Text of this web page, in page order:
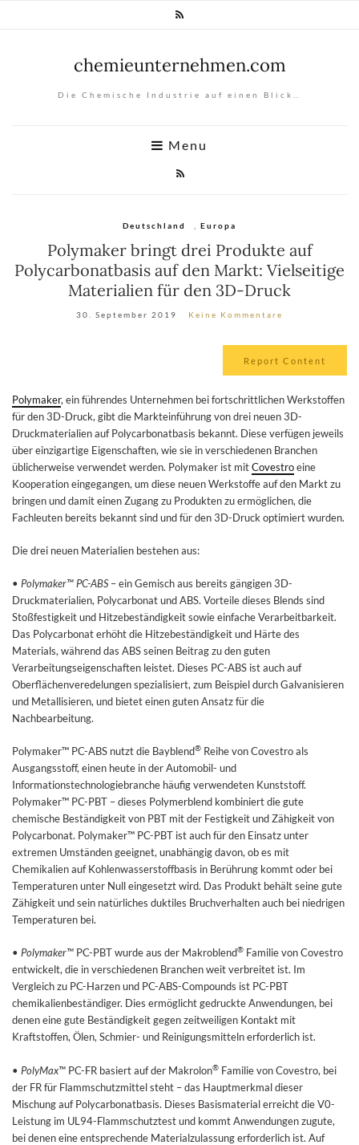
chemieunternehmen.com
Die Chemische Industrie auf einen Blick…
Menu
Deutschland Europa
Polymaker bringt drei Produkte auf
Polycarbonatbasis auf den Markt: Vielseitige
Materialien für den 3D-Druck
30. September 2019 Keine Kommentare
Report Content
Polymaker, ein führendes Unternehmen bei fortschrittlichen Werkstoffen
für den 3D-Druck, gibt die Markteinführung von drei neuen 3D-
Druckmaterialien auf Polycarbonatbasis bekannt. Diese verfügen jeweils
über einzigartige Eigenschaften, wie sie in verschiedenen Branchen
üblicherweise verwendet werden. Polymaker ist mitCovestroeine
Kooperation eingegangen, um diese neuen Werkstoffe auf den Markt zu
bringen und damit einen Zugang zu Produkten zu ermöglichen, die
Fachleuten bereits bekannt sind und für den 3D-Druck optimiert wurden.
Die drei neuen Materialien bestehen aus:
• Polymaker™ PC-ABS – ein Gemisch aus bereits gängigen 3D-
Druckmaterialien, Polycarbonat und ABS. Vorteile dieses Blends sind
Stoßfestigkeit und Hitzebeständigkeit sowie einfache Verarbeitbarkeit.
Das Polycarbonat erhöht die Hitzebeständigkeit und Härte des
Materials, während das ABS seinen Beitrag zu den guten
Verarbeitungseigenschaften leistet. Dieses PC-ABS ist auch auf
Oberflächenveredelungen spezialisiert, zum Beispiel durch Galvanisieren
und Metallisieren, und bietet einen guten Ansatz für die
Nachbearbeitung.
Polymaker™ PC-ABS nutzt die Bayblend® Reihe von Covestro als
Ausgangsstoff, einen heute in der Automobil- und
Informationstechnologiebranche häufig verwendeten Kunststoff.
Polymaker™ PC-PBT – dieses Polymerblend kombiniert die gute
chemische Beständigkeit von PBT mit der Festigkeit und Zähigkeit von
Polycarbonat. Polymaker™ PC-PBT ist auch für den Einsatz unter
extremen Umständen geeignet, unabhängig davon, ob es mit
Chemikalien auf Kohlenwasserstoffbasis in Berührung kommt oder bei
Temperaturen unter Null eingesetzt wird. Das Produkt behält seine gute
Zähigkeit und sein natürliches duktiles Bruchverhalten auch bei niedrigen
Temperaturen bei.
• Polymaker™ PC-PBT wurde aus der Makroblend® Familie von Covestro
entwickelt, die in verschiedenen Branchen weit verbreitet ist. Im
Vergleich zu PC-Harzen und PC-ABS-Compounds ist PC-PBT
chemikalienbeständiger. Dies ermöglicht gedruckte Anwendungen, bei
denen eine gute Beständigkeit gegen zeitweiligen Kontakt mit
Kraftstoffen, Ölen, Schmier- und Reinigungsmitteln erforderlich ist.
• PolyMax™ PC-FR basiert auf der Makrolon® Familie von Covestro, bei
der FR für Flammschutzmittel steht – das Hauptmerkmal dieser
Mischung auf Polycarbonatbasis. Dieses Basismaterial erreicht die V0-
Leistung im UL94-Flammschutztest und kommt Anwendungen zugute,
bei denen eine entsprechende Materialzulassung erforderlich ist. Auf